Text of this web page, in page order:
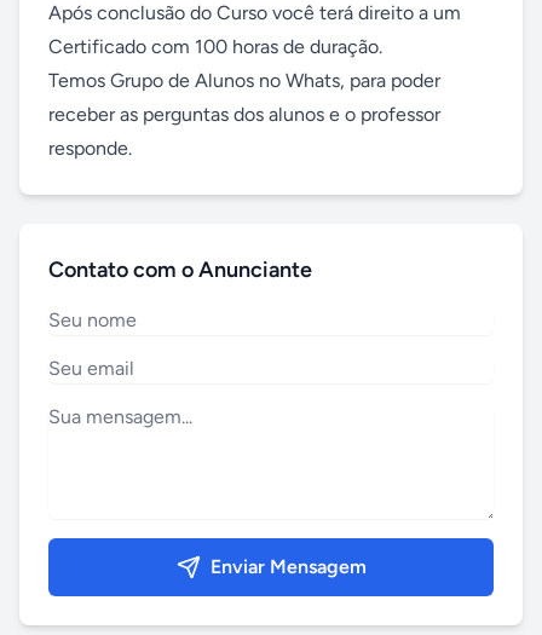
Após conclusão do Curso você terá direito a um
Certificado com 100 horas de duração.
Temos Grupo de Alunos no Whats, para poder
receber as perguntas dos alunos e o professor
responde.
Contato com o Anunciante
Enviar Mensagem